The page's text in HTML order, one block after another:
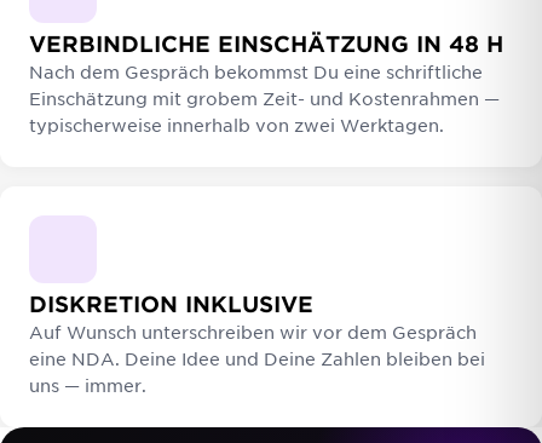
VERBINDLICHE EINSCHÄTZUNG IN 48 H
Nach dem Gespräch bekommst Du eine schriftliche
Einschätzung mit grobem Zeit- und Kostenrahmen —
typischerweise innerhalb von zwei Werktagen.
DISKRETION INKLUSIVE
Auf Wunsch unterschreiben wir vor dem Gespräch
eine NDA. Deine Idee und Deine Zahlen bleiben bei
uns — immer.